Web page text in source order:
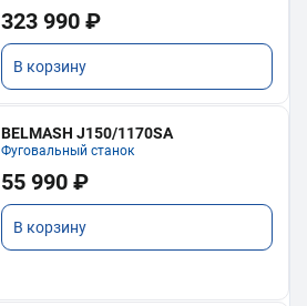
323 990 ₽
В корзину
BELMASH J150/1170SA
Фуговальный станок
55 990 ₽
В корзину